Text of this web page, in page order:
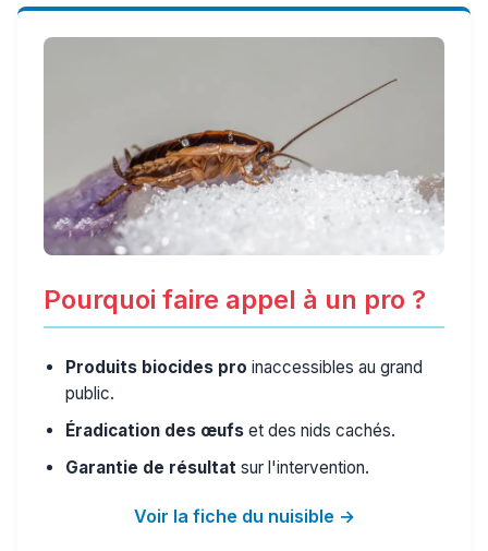
Pourquoi faire appel à un pro ?
Produits biocides pro inaccessibles au grand
public.
Éradication des œufs et des nids cachés.
Garantie de résultat sur l'intervention.
Voir la fiche du nuisible →